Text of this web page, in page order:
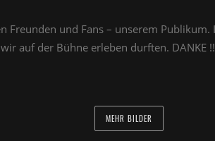
Freunden und Fans – unserem
auf der Bühne erleben durften. DANKE
MEHR BILDER